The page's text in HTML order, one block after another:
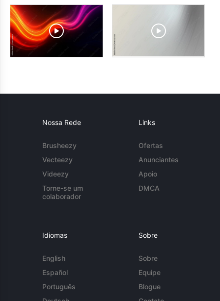
Nossa Rede
Brusheezy
Vecteezy
Videezy
Torne-se um
colaborador
Links
Ofertas
Anunciantes
Apoio
DMCA
Idiomas
English
Español
Português
Sobre
Sobre
Equipe
Blogue